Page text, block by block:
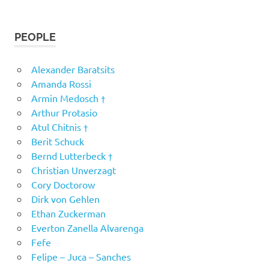
PEOPLE
Alexander Baratsits
Amanda Rossi
Armin Medosch †
Arthur Protasio
Atul Chitnis †
Berit Schuck
Bernd Lutterbeck †
Christian Unverzagt
Cory Doctorow
Dirk von Gehlen
Ethan Zuckerman
Everton Zanella Alvarenga
Fefe
Felipe – Juca – Sanches